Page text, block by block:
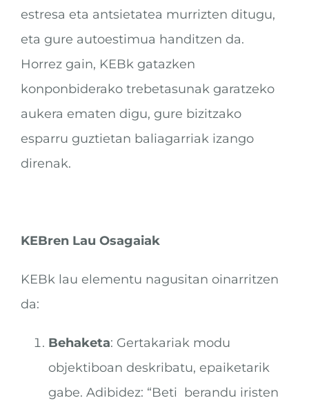
estresa eta antsietatea murrizten ditugu,
eta gure autoestimua handitzen da.
Horrez gain, KEBk gatazken
konponbiderako trebetasunak garatzeko
aukera ematen digu, gure bizitzako
esparru guztietan baliagarriak izango
direnak.
KEBren Lau Osagaiak
KEBk lau elementu nagusitan oinarritzen
da:
Behaketa: Gertakariak modu
objektiboan deskribatu, epaiketarik
gabe. Adibidez: “Beti berandu iristen